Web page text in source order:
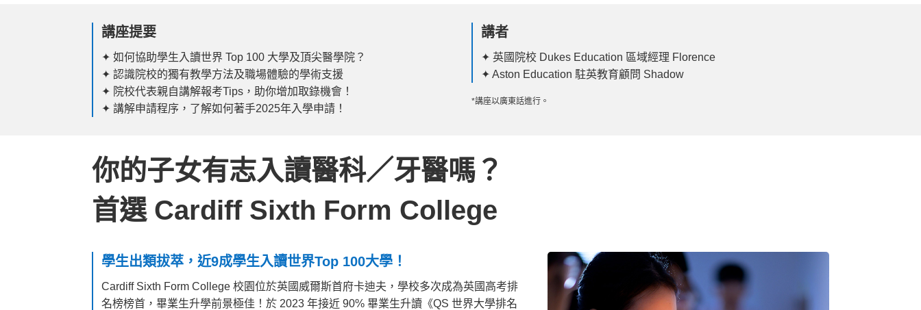
講座提要
✦如何協助學生入讀世界 Top 100 大學及頂尖醫學院？
✦ 認識院校的獨有教學方法及職場體驗的學術支援
✦ 院校代表親自講解報考Tips，助你增加取錄機會！
✦ 講解申請程序，了解如何著手2025年入學申請！
講者
✦ 英國院校 Dukes Education 區域經理 Florence
✦ Aston Education 駐英教育顧問 Shadow
*講座以廣東話進行。
你的子女有志入讀醫科／牙醫嗎？
首選 Cardiff Sixth Form College
學生出類拔萃，近9成學生入讀世界Top 100大學！
Cardiff Sixth Form College 校園位於英國威爾斯首府卡迪夫，學校多次成為英國高考排
名榜榜首，畢業生升學前景極佳！於 2023 年接近 90% 畢業生升讀《QS 世界大學排名